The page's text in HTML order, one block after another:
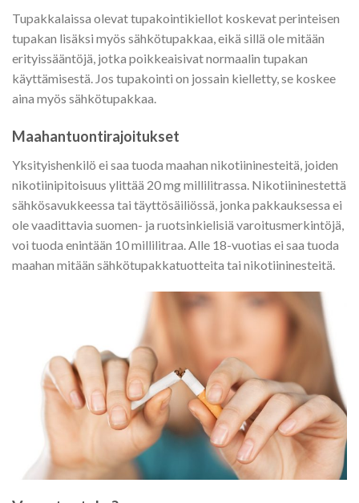
Tupakkalaissa olevat tupakointikiellot koskevat perinteisen
tupakan lisäksi myös sähkötupakkaa, eikä sillä ole mitään
erityissääntöjä, jotka poikkeaisivat normaalin tupakan
käyttämisestä. Jos tupakointi on jossain kielletty, se koskee
aina myös sähkötupakkaa.
Maahantuontirajoitukset
Yksityishenkilö ei saa tuoda maahan nikotiininesteitä, joiden
nikotiinipitoisuus ylittää 20 mg millilitrassa. Nikotiininestettä
sähkösavukkeessa tai täyttösäiliössä, jonka pakkauksessa ei
ole vaadittavia suomen- ja ruotsinkielisiä varoitusmerkintöjä,
voi tuoda enintään 10 millilitraa. Alle 18-vuotias ei saa tuoda
maahan mitään sähkötupakkatuotteita tai nikotiininesteitä.